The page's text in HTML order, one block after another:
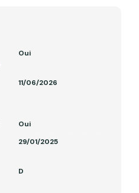
Oui
11/06/2026
Oui
29/01/2025
D